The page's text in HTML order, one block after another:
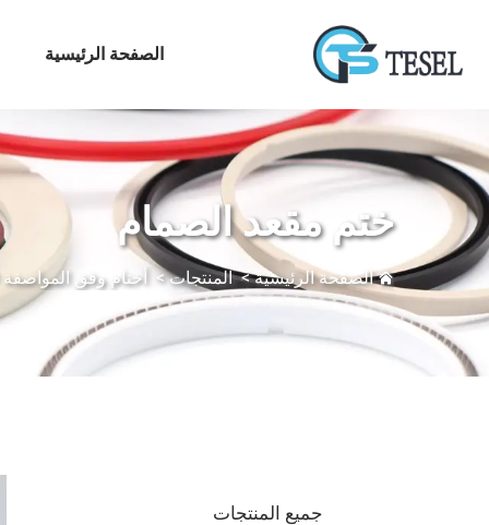
الصفحة الرئيسية
ختم مقعد الصمام
الصفحة الرئيسية>المنتجات> أختام وفق المواصفة API6D‏/API6A
جميع المنتجات